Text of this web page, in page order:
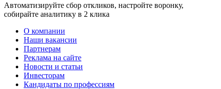
Автоматизируйте сбор откликов, настройте воронку,
собирайте аналитику в 2 клика
О компании
Наши вакансии
Партнерам
Реклама на сайте
Новости и статьи
Инвесторам
Кандидаты по профессиям